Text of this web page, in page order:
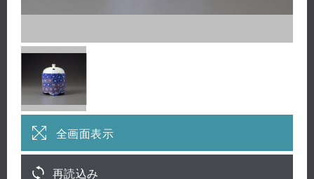
全画面表示
再読込み